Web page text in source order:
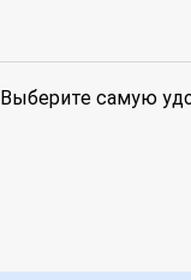
Выберите самую